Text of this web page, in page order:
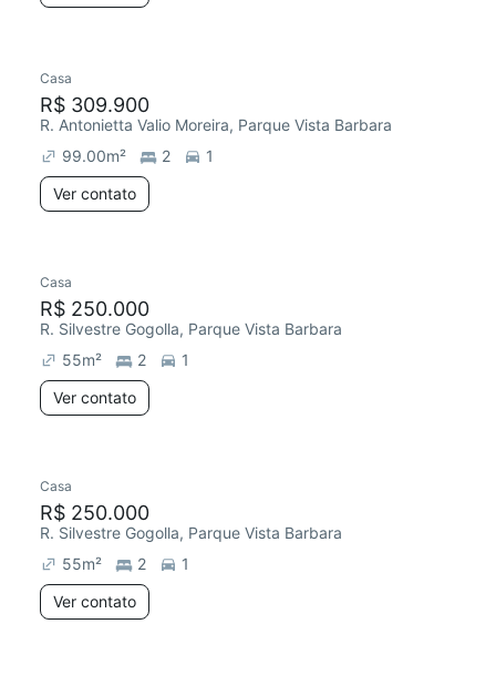
Casa
R$ 309.900
R. Antonietta Valio Moreira, Parque Vista Barbara
99.00m² 2
1
Ver contato
Casa
R$ 250.000
R. Silvestre Gogolla, Parque Vista Barbara
55m² 2
1
Ver contato
Casa
R$ 250.000
R. Silvestre Gogolla, Parque Vista Barbara
55m² 2
1
Ver contato